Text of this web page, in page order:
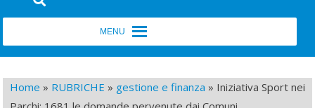
Home » RUBRICHE » gestione e finanza » Iniziativa Sport nei